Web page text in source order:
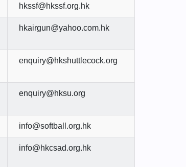
hkssf@hkssf.org.hk
hkairgun@yahoo.com.hk
enquiry@hkshuttlecock.org
enquiry@hksu.org
info@softball.org.hk
info@hkcsad.org.hk